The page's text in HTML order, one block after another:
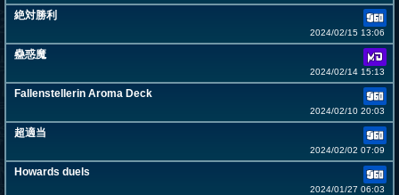
絶対勝利
2024/02/15 13:06
蠱惑魔
2024/02/14 15:13
Fallenstellerin Aroma Deck
2024/02/10 20:03
超適当
2024/02/02 07:09
Howards duels
2024/01/27 06:03